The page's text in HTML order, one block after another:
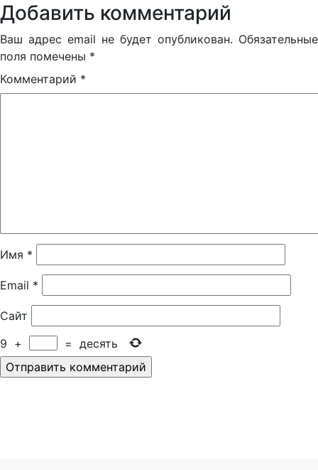
Добавить комментарий
Ваш адрес email не будет опубликован. Обязательные
поля помечены *
Комментарий *
Имя *
Email *
Сайт
9 + = десять